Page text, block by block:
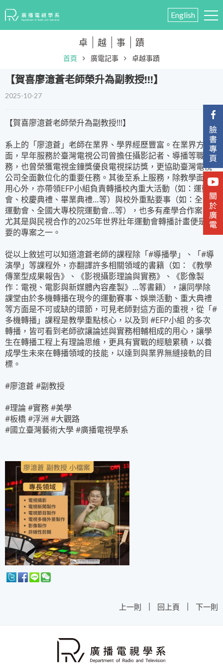
English
卓 越 事 蹟
首頁 廣電記事 卓越事蹟
​【賀喜廖澺蒼老師榮升為副教授!!!】
2025-10-27
【賀喜廖澺蒼老師榮升為副教授!!!】
系上的「廖澺蒼」老師在業界、學界經歷豐富。在業界方
面，早年服務於臺灣電視公司曾擔任攝影記者、導播等職
務，也曾榮獲電視金鐘獎優良電視採訪獎，更協助臺灣電視
公司全面數位化的重要任務。其後至系上服務，除教學面的
用心外，亦帶領EFP小組負責轉播校內重大活動（如：運動
會、校慶典禮、畢業典禮…等）與校外重點要事（如：全國
運動會、全國大專校院運動會…等），也多有產學合作案，
尤其是與民視合作的2025年世界壯年運動會轉播計畫便是重
要的專案之一。
從以上敘述可以知道澺蒼老師的課程除「#導播學」、「#導
演學」等課程外，亦翻譯許多相關領域的書籍（如：《教學
傳業型成果報告》、《影視攝影理論與實務》、《影像製
作：電視、電影與新媒體內容產製》…等書籍），讓同學除
課堂由於多機轉播在現今的運動賽事、娛樂活動、重大典禮
等方面是不可或缺的環節，可見老師對這方面的重視，從「#
多機轉播」課程是教學重點核心，以及到 #EFP小組 的多次
轉播，皆可看到老師欲讓論述與實務相輔相成的用心，讓學
生在轉播工程上有理論思維，更具有實戰的經驗累積，以養
成學生未來在轉播領域的技能，以達到與業界無縫接軌的目
標。
#廖澺蒼 #副教授
#理論 #實務 #美學
#板橋 #浮洲 #大觀路
#國立臺灣藝術大學 #廣播電視學系
上一則 | 回上頁 | 下一則